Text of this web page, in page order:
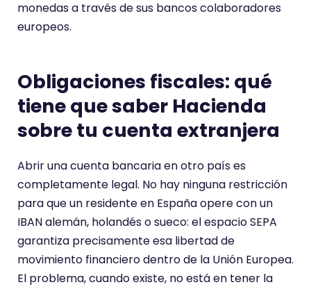
monedas a través de sus bancos colaboradores
europeos.
Obligaciones fiscales: qué
tiene que saber Hacienda
sobre tu cuenta extranjera
Abrir una cuenta bancaria en otro país es
completamente legal. No hay ninguna restricción
para que un residente en España opere con un
IBAN alemán, holandés o sueco: el espacio SEPA
garantiza precisamente esa libertad de
movimiento financiero dentro de la Unión Europea.
El problema, cuando existe, no está en tener la